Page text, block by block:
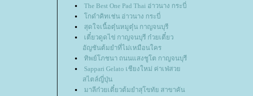
The Best One Pad Thai อ่าวนาง กระบี่
กดำคิทเช่น อ่าวนาง กระบี่
สุดใจเนื้อตุ๋นหมูตุ๋น กาญจนบุรี
เตี๋ยวดูดไข่ กาญจนบุรี ก๋วยเตี๋ยว
อัญชันต้มยำที่ไม่เหมือนใคร
ทิพย์โภชนา ถนนแสงชูโต กาญจนบุรี
Sappari Gelato เชียงใหม่ ค่าเฟ่สว
สไตล์ญี่ปุ่น
มาลีก๋วยเตี๋ยวต้มยำสุโขทัย สาขาคัน